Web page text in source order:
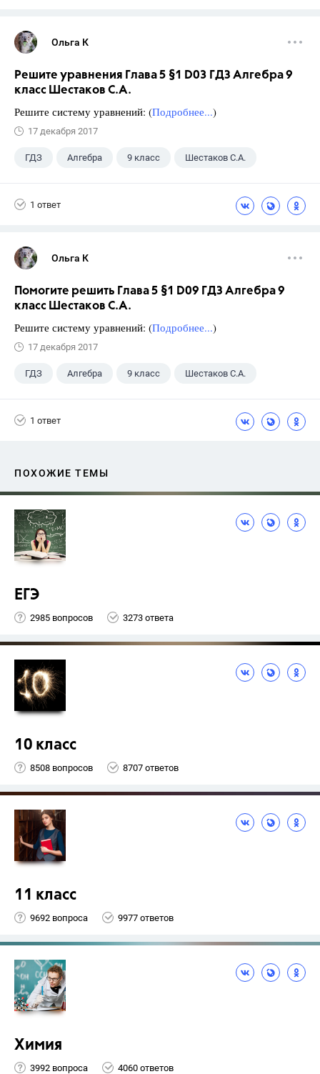
Ольга К
Решите уравнения Глава 5 §1 D03 ГДЗ Алгебра 9
класс Шестаков С.А.
Решите систему уравнений: (Подробнее...)
17 декабря 2017
ГДЗ Алгебра 9 класс Шестаков С.А.
1 ответ
Ольга К
Помогите решить Глава 5 §1 D09 ГДЗ Алгебра 9
класс Шестаков С.А.
Решите систему уравнений: (Подробнее...)
17 декабря 2017
ГДЗ Алгебра 9 класс Шестаков С.А.
1 ответ
ПОХОЖИЕ ТЕМЫ
ЕГЭ
2985 вопросов 3273 ответа
10 класс
8508 вопросов 8707 ответов
11 класс
9692 вопроса 9977 ответов
Химия
3992 вопроса 4060 ответов